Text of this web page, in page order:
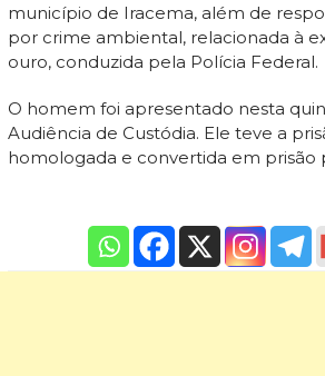
município de Iracema, além de
por crime ambiental, relacionada à
ouro, conduzida pela Polícia Federal.
O homem foi apresentado nesta
Audiência de Custódia. Ele teve a
homologada e convertida em prisão